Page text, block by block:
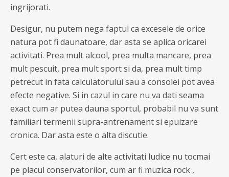
ingrijorati.
Desigur, nu putem nega faptul ca excesele de orice
natura pot fi daunatoare, dar asta se aplica oricarei
activitati. Prea mult alcool, prea multa mancare, prea
mult pescuit, prea mult sport si da, prea mult timp
petrecut in fata calculatorului sau a consolei pot avea
efecte negative. Si in cazul in care nu va dati seama
exact cum ar putea dauna sportul, probabil nu va sunt
familiari termenii supra-antrenament si epuizare
cronica. Dar asta este o alta discutie.
Cert este ca, alaturi de alte activitati ludice nu tocmai
pe placul conservatorilor, cum ar fi muzica rock ,